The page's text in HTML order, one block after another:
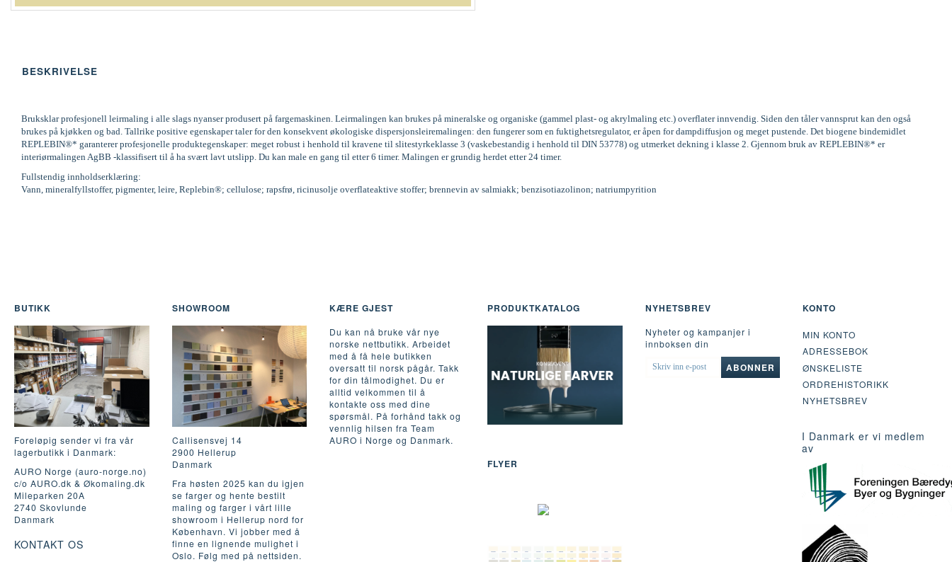
BESKRIVELSE
Bruksklar profesjonell leirmaling i alle slags nyanser produsert på fargemaskinen. Leirmalingen kan brukes på mineralske og organiske (gammel plast- og akrylmaling etc.) overflater innvendig. Siden den tåler vannsprut kan den også
brukes på kjøkken og bad. Tallrike positive egenskaper taler for den konsekvent økologiske dispersjonsleiremalingen: den fungerer som en fuktighetsregulator, er åpen for dampdiffusjon og meget pustende. Det biogene bindemidlet
REPLEBIN®* garanterer profesjonelle produktegenskaper: meget robust i henhold til kravene til slitestyrkeklasse 3 (vaskebestandig i henhold til DIN 53778) og utmerket dekning i klasse 2. Gjennom bruk av REPLEBIN®* er
interiørmalingen AgBB -klassifisert til å ha svært lavt utslipp. Du kan male en gang til etter 6 timer. Malingen er grundig herdet etter 24 timer.
Fullstendig innholdserklæring:
Vann, mineralfyllstoffer, pigmenter, leire, Replebin®; cellulose; rapsfrø, ricinusolje overflateaktive stoffer; brennevin av salmiakk; benzisotiazolinon; natriumpyrition
BUTIKK
Foreløpig sender vi fra vår
lagerbutikk i Danmark:
AURO Norge (auro-norge.no)
c/o AURO.dk & Økomaling.dk
Mileparken 20A
2740 Skovlunde
Danmark
KONTAKT OS
SHOWROOM
Callisensvej 14
2900 Hellerup
Danmark
Fra høsten 2025 kan du igjen
se farger og hente bestilt
maling og farger i vårt lille
showroom i Hellerup nord for
København. Vi jobber med å
finne en lignende mulighet i
Oslo. Følg med på nettsiden.
KÆRE GJEST
Du kan nå bruke vår nye
norske nettbutikk. Arbeidet
med å få hele butikken
oversatt til norsk pågår. Takk
for din tålmodighet. Du er
alltid velkommen til å
kontakte oss med dine
spørsmål. På forhånd takk og
vennlig hilsen fra Team
AURO i Norge og Danmark.
PRODUKTKATALOG
FLYER
NYHETSBREV
Nyheter og kampanjer i
innboksen din
SKRIV
ABONNER
KONTO
MIN KONTO
ADRESSEBOK
ØNSKELISTE
ORDREHISTORIKK
NYHETSBREV
I Danmark er vi medlem
av